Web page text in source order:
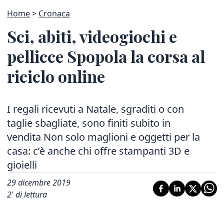
Home Cronaca
Sci, abiti, videogiochi e
pellicce Spopola la corsa al
riciclo online
I regali ricevuti a Natale, sgraditi o con
taglie sbagliate, sono finiti subito in
vendita Non solo maglioni e oggetti per la
casa: c’è anche chi offre stampanti 3D e
gioielli
29 dicembre 2019
2' di lettura